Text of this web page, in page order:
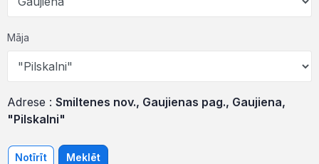
Māja
Adrese : Smiltenes nov., Gaujienas pag., Gaujiena,
"Pilskalni"
Notīrīt Meklēt